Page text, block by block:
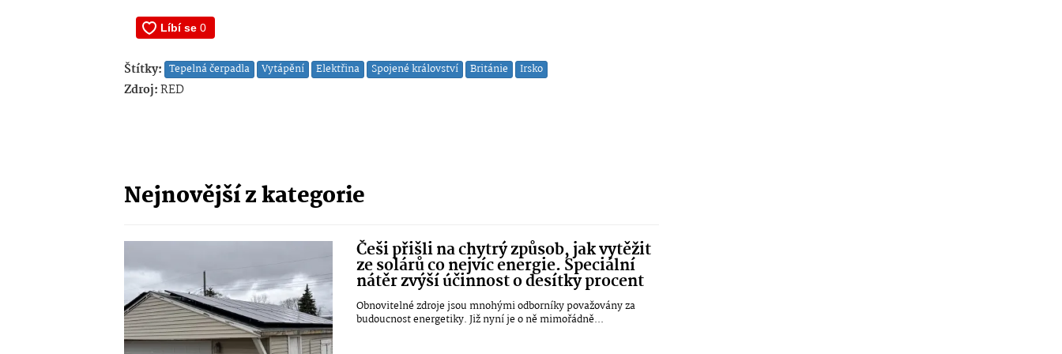
Štítky: Tepelná čerpadla Vytápění Elektřina Spojené království Británie Irsko
Zdroj:RED
Nejnovější z kategorie
Češi přišli na chytrý způsob, jak vytěžit
ze solárů co nejvíc energie. Speciální
nátěr zvýší účinnost o desítky procent
Obnovitelné zdroje jsou mnohými odborníky považovány za
budoucnost energetiky. Již nyní je o ně mimořádně...